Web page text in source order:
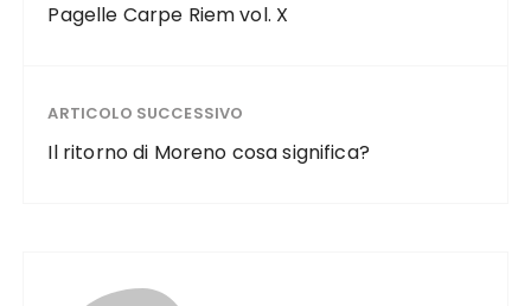
Pagelle Carpe Riem vol. X
ARTICOLO SUCCESSIVO
Il ritorno di Moreno cosa significa?